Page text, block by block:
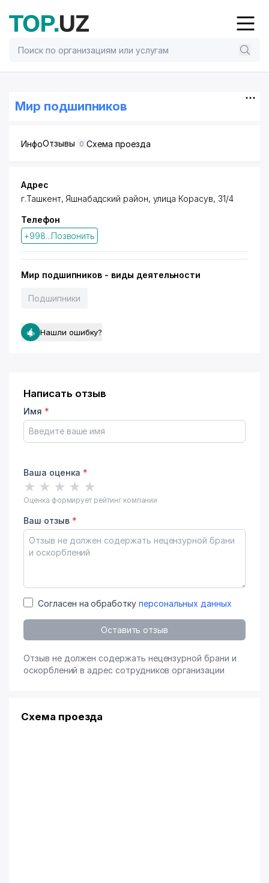
Мир подшипников
ИнфоОтзывы 0 Схема проезда
Адрес
г.Ташкент, Яшнабадский район, улица Корасув, 31/4
Телефон
+998...Позвонить
Мир подшипников - виды деятельности
Подшипники
Нашли ошибку?
Написать отзыв
Имя *
Ваша оценка *
★ ★ ★ ★ ★
Оценка формирует рейтинг компании
Ваш отзыв *
Согласен на обработку персональных данных
Оставить отзыв
Отзыв не должен содержать нецензурной брани и
оскорблений в адрес сотрудников организации
Схема проезда